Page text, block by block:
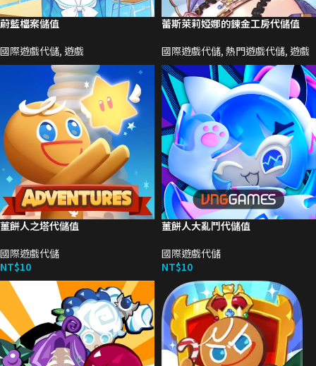
蔚藍檔案儲值
國際遊戲代儲, 遊戲
蕾斯萊莉婭娜的鍊金工房代儲值
國際遊戲代儲, 熱門遊戲代儲, 遊戲
薑餅人之塔代儲值
國際遊戲代儲
NT$10
薑餅人大亂鬥代儲值
國際遊戲代儲
NT$10